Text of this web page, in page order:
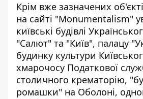
Крім вже зазначених
на сайті "Monumentalism"
київські будівлі
"Салют" та "Київ", палацу
будинку культури
хмарочосу Податкової
столичного крематорію,
ромашки" на Оболоні,